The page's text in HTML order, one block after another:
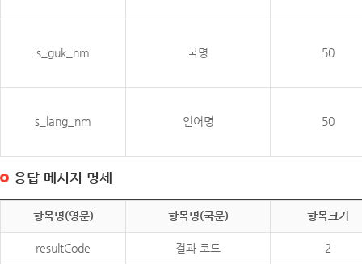
s_guk_nm 국명 50
s_lang_nm 언어명 50
응답 메시지 명세
항목명(영문) 항목명(국문) 항목크기
resultCode 결과 코드 2